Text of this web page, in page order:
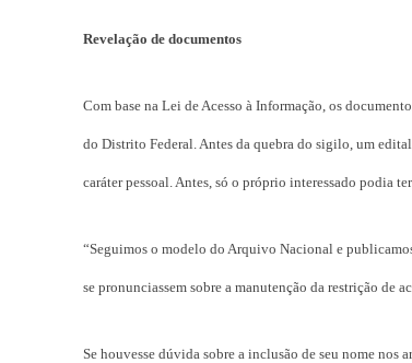
Revelação de documentos
Com base na Lei de Acesso à Informação, os
do Distrito Federal. Antes da quebra do sigilo, um
caráter pessoal. Antes, só o próprio interessado podia ter
“Seguimos o modelo do Arquivo Nacional e
se pronunciassem sobre a manutenção da restrição de
Se houvesse dúvida sobre a inclusão de seu nome nos